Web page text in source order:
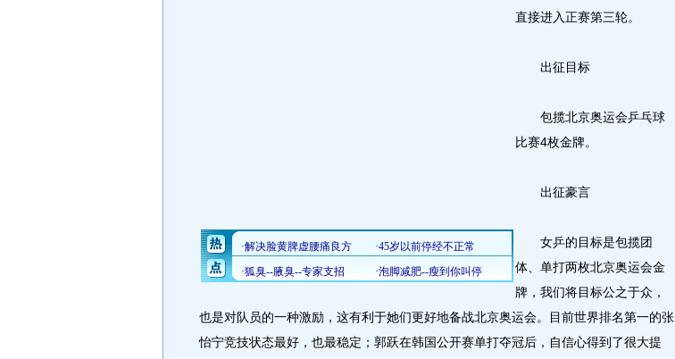
直接进入正赛第三轮。
出征目标
包揽北京奥运会乒乓球
比赛4枚金牌。
出征豪言
女乒的目标是包揽团
体、单打两枚北京奥运会金
牌，我们将目标公之于众，
也是对队员的一种激励，这有利于她们更好地备战北京奥运会。目前世界排名第一的张
怡宁竞技状态最好，也最稳定；郭跃在韩国公开赛单打夺冠后，自信心得到了很大提